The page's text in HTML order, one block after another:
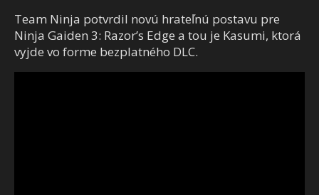
Team Ninja potvrdil novú hrateľnú postavu pre
Ninja Gaiden 3: Razor’s Edge a tou je Kasumi, ktorá
vyjde vo forme bezplatného DLC.